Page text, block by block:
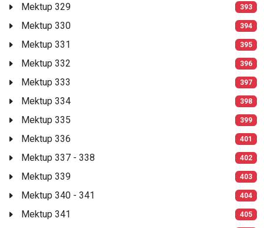
Mektup 329 393
Mektup 330 394
Mektup 331 395
Mektup 332 396
Mektup 333 397
Mektup 334 398
Mektup 335 399
Mektup 336 401
Mektup 337 - 338 402
Mektup 339 403
Mektup 340 - 341 404
Mektup 341 405